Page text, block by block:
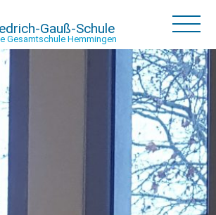
Gauß-Schule
Gesamtschule Hemmingen